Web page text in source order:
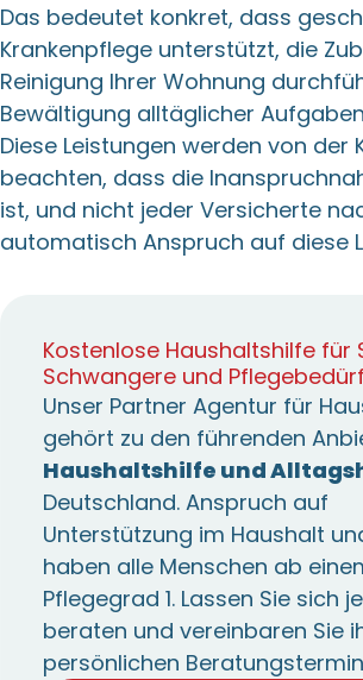
Das bedeutet konkret, dass
Krankenpflege unterstützt, die
Reinigung Ihrer Wohnung
Bewältigung alltäglicher
Diese Leistungen werden von der
beachten, dass die
ist, und nicht jeder Versicherte
automatisch Anspruch auf diese
Kostenlose Haushaltshilfe für
Schwangere und
Unser Partner Agentur für
gehört zu den führenden
Haushaltshilfe und
Deutschland. Anspruch auf
Unterstützung im Haushalt
haben alle Menschen ab
Pflegegrad 1. Lassen Sie sich
beraten und vereinbaren Sie
persönlichen